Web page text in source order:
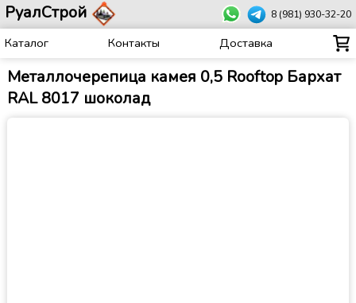
РуалСтрой 8 (981) 930-32-20
Каталог Контакты Доставка
Металлочерепица камея 0,5 Rooftop Бархат
RAL 8017 шоколад